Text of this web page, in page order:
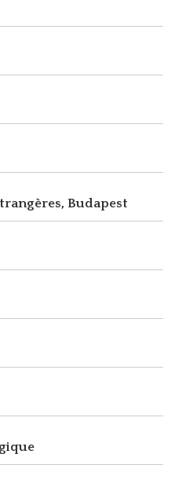
Budapest